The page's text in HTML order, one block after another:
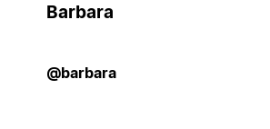
Barbara
@barbara